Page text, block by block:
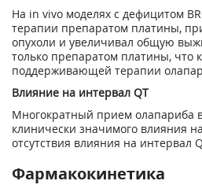
На in vivo моделях с дефицитом
терапии препаратом платины,
опухоли и увеличивал общую
только препаратом платины, что
поддерживающей терапии
Влияние на интервал QT
Многократный прием олапариба
клинически значимого влияния
отсутствия влияния на интервал
Фармакокинетика